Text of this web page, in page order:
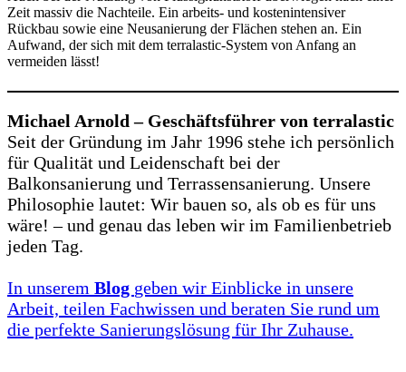
Zeit massiv die Nachteile. Ein arbeits- und kostenintensiver
Rückbau sowie eine Neusanierung der Flächen stehen an. Ein
Aufwand, der sich mit dem terralastic-System von Anfang an
vermeiden lässt!
Michael Arnold – Geschäftsführer von terralastic
Seit der Gründung im Jahr 1996 stehe ich persönlich
für Qualität und Leidenschaft bei der
Balkonsanierung und Terrassensanierung. Unsere
Philosophie lautet: Wir bauen so, als ob es für uns
wäre! – und genau das leben wir im Familienbetrieb
jeden Tag.
In unserem Blog geben wir Einblicke in unsere
Arbeit, teilen Fachwissen und beraten Sie rund um
die perfekte Sanierungslösung für Ihr Zuhause.